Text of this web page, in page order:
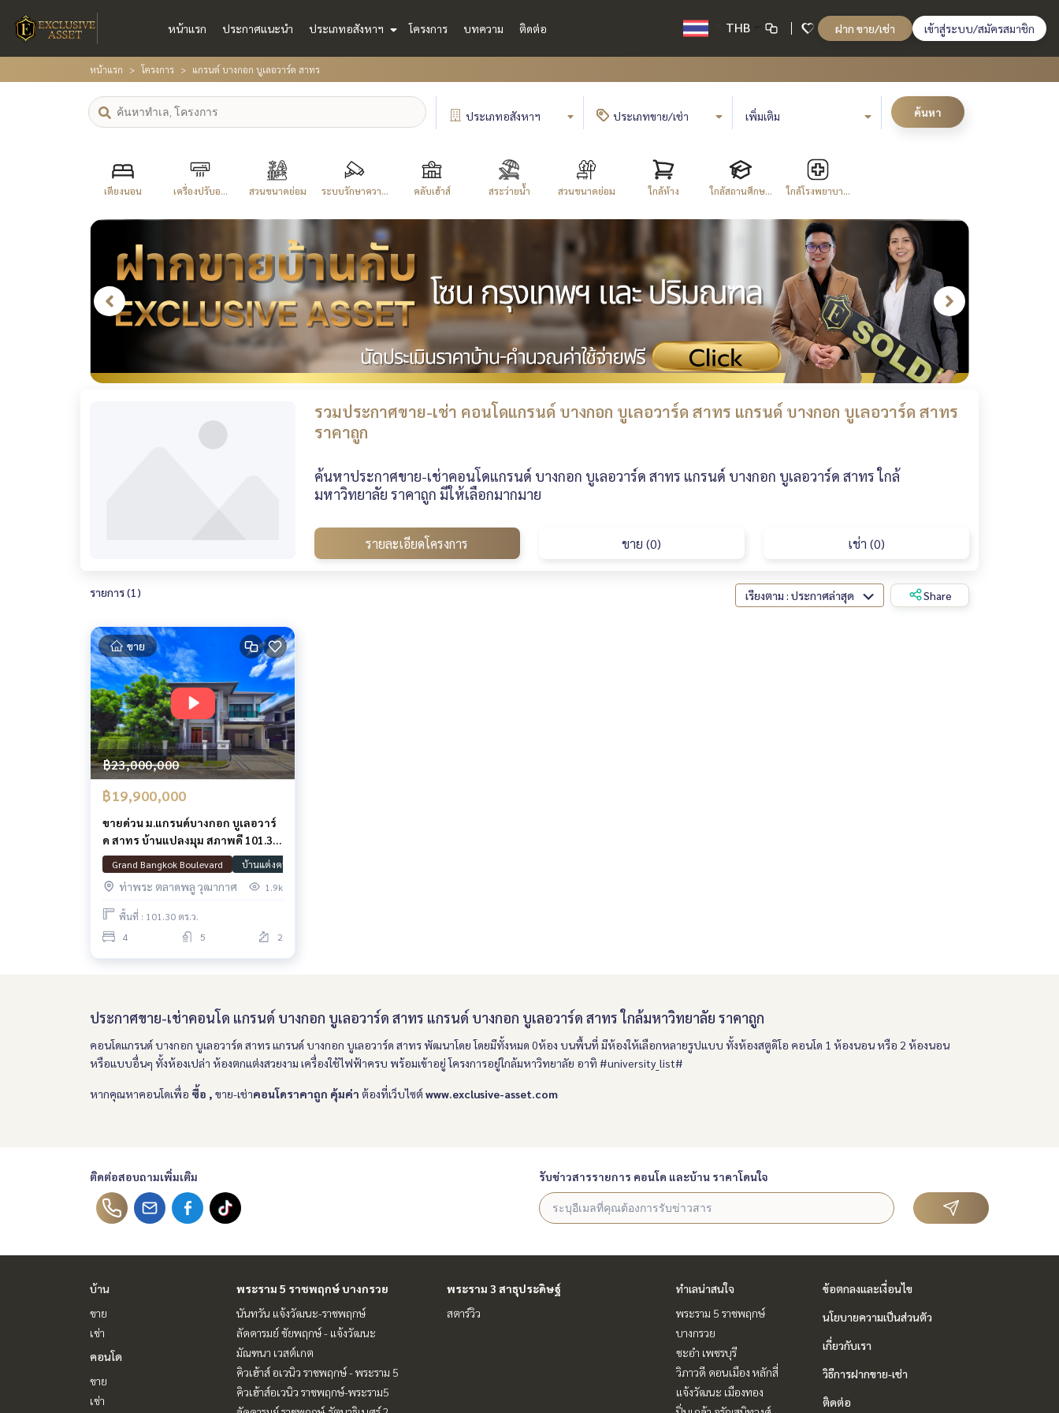
หน้าแรก ประกาศแนะนำ ประเภทอสังหาฯ โครงการ บทความ ติดต่อ THB ฝาก ขาย/เช่า เข้าสู่ระบบ/สมัครสมาชิก
หน้าแรก โครงการ แกรนด์ บางกอก บูเลอวาร์ด สาทร
ประเภทอสังหาฯ ประเภทขาย/เช่า เพิ่มเติม ค้นหา
เตียงนอน เครื่องปรับอ... สวนขนาดย่อม ระบบรักษาควา... คลับเฮ้าส์ สระว่ายน้ำ สวนขนาดย่อม ใกล้ห้าง ใกล้สถานศึกษ... ใกล้โรงพยาบา...
รวมประกาศขาย-เช่า คอนโดแกรนด์ บางกอก บูเลอวาร์ด สาทร แกรนด์ บางกอก บูเลอวาร์ด สาทร
ราคาถูก
ค้นหาประกาศขาย-เช่าคอนโดแกรนด์ บางกอก บูเลอวาร์ด สาทร แกรนด์ บางกอก บูเลอวาร์ด สาทร ใกล้
มหาวิทยาลัย ราคาถูก มีให้เลือกมากมาย
รายละเอียดโครงการ ขาย (0) เช่า (0)
รายการ (1) เรียงตาม : ประกาศล่าสุด Share
ขาย
฿23,000,000
฿19,900,000
ขายด่วน ม.แกรนด์บางกอก บูเลอวาร์
ด สาทร บ้านแปลงมุม สภาพดี 101.3
ตรว. 348 ตรม. สนามหญ้ากว้าง พร้อม
เข้าอยู่
Grand Bangkok Boulevard บ้านแต่งครบ
ท่าพระ ตลาดพลู วุฒากาศ 1.9k
พื้นที่ : 101.30 ตร.ว.
4
5 2
ประกาศขาย-เช่าคอนโด แกรนด์ บางกอก บูเลอวาร์ด สาทร แกรนด์ บางกอก บูเลอวาร์ด สาทร ใกล้มหาวิทยาลัย ราคาถูก
คอนโดแกรนด์ บางกอก บูเลอวาร์ด สาทร แกรนด์ บางกอก บูเลอวาร์ด สาทรพัฒนาโดยโดยมีทั้งหมด 0ห้อง บนพื้นที่ มีห้องให้เลือกหลายรูปแบบ ทั้งห้องสตูดิโอ คอนโด 1 ห้องนอน หรือ 2 ห้องนอน
หรือแบบอื่นๆ ทั้งห้องเปล่า ห้องตกแต่งสวยงาม เครื่องใช้ไฟฟ้าครบ พร้อมเข้าอยู่โครงการอยู่ใกล้มหาวิทยาลัย อาทิ #university_list#
หากคุณหาคอนโดเพื่อ ซื้อ , ขาย-เช่าคอนโดราคาถูก คุ้มค่า ต้องที่เว็บไซต์ www.exclusive-asset.com
ติดต่อสอบถามเพิ่มเติม รับข่าวสารรายการ คอนโด และบ้าน ราคาโดนใจ
บ้าน
ขาย
เช่า
คอนโด
ขาย
เช่า
พระราม 5 ราชพฤกษ์ บางกรวย
นันทวัน แจ้งวัฒนะ-ราชพฤกษ์
ลัดดารมย์ ชัยพฤกษ์ - แจ้งวัฒนะ
มัณฑนา เวสต์เกต
คิวเฮ้าส์ อเวนิว ราชพฤกษ์ - พระราม 5
คิวเฮ้าส์อเวนิว ราชพฤกษ์-พระราม5
พระราม 3 สาธุประดิษฐ์
สตาร์วิว
ทำเลน่าสนใจ
พระราม 5 ราชพฤกษ์
บางกรวย
ชะอำ เพชรบุรี
วิภาวดี ดอนเมือง หลักสี่
แจ้งวัฒนะ เมืองทอง
ข้อตกลงและเงื่อนไข
นโยบายความเป็นส่วนตัว
เกี่ยวกับเรา
วิธีการฝากขาย-เช่า
ติดต่อ